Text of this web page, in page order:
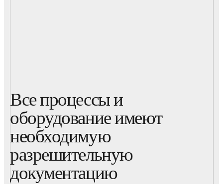
Все процессы и
оборудование имеют
необходимую
разрешительную
документацию